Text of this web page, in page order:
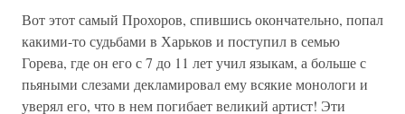
Вот этот самый Прохоров, спившись окончательно, попал
какими-то судьбами в Харьков и поступил в семью
Горева, где он его с 7 до 11 лет учил языкам, а больше с
пьяными слезами декламировал ему всякие монологи и
уверял его, что в нем погибает великий артист! Эти